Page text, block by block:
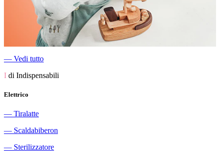
― Vedi tutto
I di Indispensabili
Elettrico
― Tiralatte
― Scaldabiberon
― Sterilizzatore